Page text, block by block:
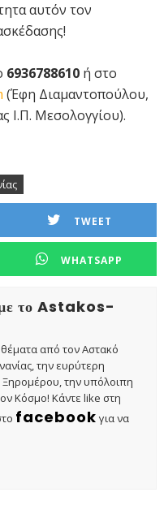
αυτόν τον
6936788610ή στο
(Έφη Διαμαντοπούλου,
Ι.Π. Μεσολογγίου).
TWEET
WHATSAPP
με το Astakos-
θέματα από τον Αστακό
την ευρύτερη
Ξηρομέρου, την υπόλοιπη
Κόσμο! Κάντε like στη
facebook για να